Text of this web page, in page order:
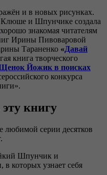
и в новых рисунках.
Клюше и Шпунчике создала
знакомая читателям
Ирины Пивоваровой
Тараненко «Давай
книга творческого
Йожик в поисках
конкурса
книгу
любимой серии десятков
Шпунчик и
в которых узнает себя